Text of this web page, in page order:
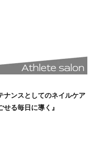
ナンスとしてのネイルケア
る毎日に導く』